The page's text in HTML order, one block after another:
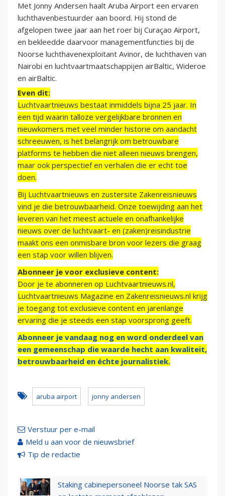
Met Jonny Andersen haalt Aruba Airport een ervaren
luchthavenbestuurder aan boord. Hij stond de
afgelopen twee jaar aan het roer bij Curaçao Airport,
en bekleedde daarvoor managementfuncties bij de
Noorse luchthavenexploitant Avinor, de luchthaven van
Nairobi en luchtvaartmaatschappijen airBaltic, Wideroe
en airBaltic.
Even dit:
Luchtvaartnieuws bestaat inmiddels bijna 25 jaar. In
een tijd waarin talloze vergelijkbare bronnen en
nieuwkomers met veel minder historie om aandacht
schreeuwen, is het belangrijk om betrouwbare
platforms te hebben die niet alleen nieuws brengen,
maar ook perspectief en verhalen die er echt toe
doen.
Bij Luchtvaartnieuws en zustersite Zakenreisnieuws
vind je die betrouwbaarheid. Onze toewijding aan het
leveren van het meest actuele en onafhankelijke
nieuws over de luchtvaart- en (zaken)reisindustrie
maakt ons een onmisbare bron voor lezers die graag
een stap voor willen blijven.
Abonneer je voor exclusieve content:
Door je te abonneren op Luchtvaartnieuws.nl,
Luchtvaartnieuws Magazine en Zakenreisnieuws.nl krijg
je toegang tot exclusieve content en jarenlange
ervaring die je steeds een stap voorsprong geeft.
Abonneer je vandaag nog en word onderdeel van
een gemeenschap die waarde hecht aan kwaliteit,
betrouwbaarheid en échte journalistiek.
aruba airport jonny andersen
Verstuur per e-mail
Meld u aan voor de nieuwsbrief
Tip de redactie
Staking cabinepersoneel Noorse tak SAS